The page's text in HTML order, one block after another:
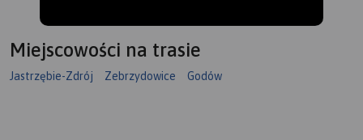
Miejscowości na trasie
Jastrzębie-Zdrój Zebrzydowice Godów